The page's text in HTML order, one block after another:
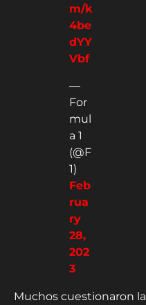
m/k
4be
dYY
Vbf
—
For
mul
a 1
(@F
1)
Feb
rua
ry
28,
202
3
Muchos cuestionaron la